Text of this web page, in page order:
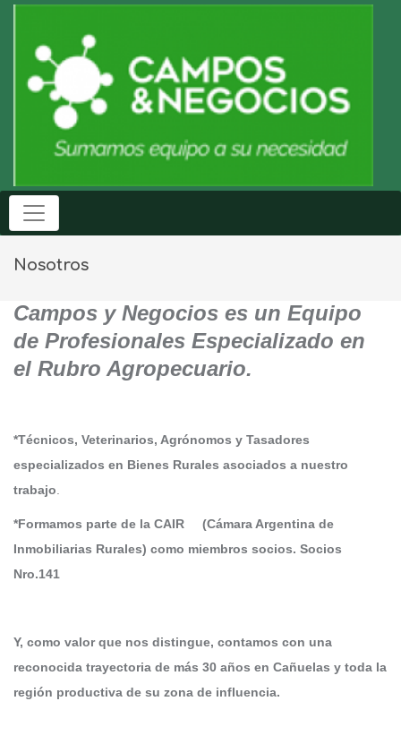
Nosotros
Campos y Negocios es un Equipo
de Profesionales Especializado en
el Rubro Agropecuario.
*Técnicos, Veterinarios, Agrónomos y Tasadores
especializados en Bienes Rurales asociados a nuestro
trabajo
*Formamos parte de la CAIR
(Cámara Argentina de
Inmobiliarias Rurales) como miembros socios. Socios
Nro.141
Y, como valor que nos distingue, contamos con una
reconocida trayectoria de más 30 años en Cañuelas y toda la
región productiva de su zona de influencia.